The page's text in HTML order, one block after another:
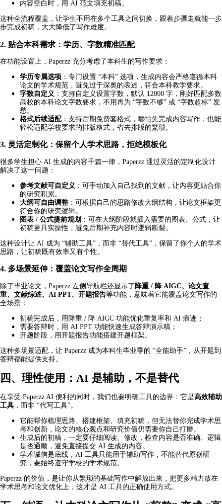
内容空白时，用 AI 范文填充初稿。
这种全流程覆盖，让学生不用在多个工具之间切换，跟着步骤走就能一步
步完成初稿，大大降低了写作难度。
2. 贴合本科需求：学历、字数精准匹配
在功能设置上，Paperzz 充分考虑了本科生的写作要求：
学历专属选项 ：专门设置 “本科” 选项，生成内容会严格遵循本科
论文的学术规范，避免过于深奥的表述，符合本科教学要求。
字数自定义 ：支持自定义设置字数，默认 12000 字，刚好匹配多数
高校的本科论文字数要求，不用再为 “字数不够” 或 “字数超标” 发
愁。
格式后续适配：支持后期免费套格式，哪怕先完成内容写作，也能
轻松适配学校要求的排版格式，省去排版的繁琐。
3. 灵活定制化：保留个人学术思路，拒绝模板化
很多学生担心 AI 生成的内容千篇一律，Paperzz 通过灵活的定制化设计
解决了这一问题：
参考文献可自定义 ：可手动加入自己找到的文献，让内容更贴合你
的研究积累。
大纲可自由调整 ：可根据自己的思路修改大纲结构，让论文框架更
符合你的研究逻辑。
图表 / 公式提前规划 ：可在大纲阶段就插入需要的图表、公式，让
初稿更具实操性，避免后期补充内容时逻辑断裂。
这种设计让 AI 成为 “辅助工具”，而非 “替代工具”，保留了你个人的学术
思路，让初稿既有效率又有个性。
4. 多场景延伸：覆盖论文写作全周期
除了毕业论文，Paperzz 左侧导航栏还显示了 降重 / 降 AIGC、论文查
重、文献综述、AI PPT、开题报告等功能，意味着它能覆盖论文写作的
全场景：
初稿完成后，用降重 / 降 AIGC 功能优化重复率和 AI 痕迹；
需要答辩时，用 AI PPT 功能快速生成答辩演示稿；
开题阶段，用开题报告功能搭建开题框架。
这种多场景适配，让 Paperzz 成为本科生毕业季的 “全能助手”，从开题到
答辩都能提供支持。
四、理性使用：AI 是辅助，不是替代
在享受 Paperzz AI 便利的同时，我们也要明确工具的边界：它是高效辅助
工具 ，而非 “代写工具”。
它能帮你梳理思路、搭建框架、填充初稿，但无法替你完成学术思
考和创新，论文的核心观点和研究价值仍需要你自己打磨。
生成后的初稿，一定要仔细阅读、修改，检查内容是否准确、逻辑
是否通顺，避免直接提交 AI 生成的内容。
学术诚信是底线，AI 工具只能用于辅助写作，不能替代原创研
究，要始终遵守学校的学术规范。
Paperzz 的价值，是让你从繁琐的基础写作中解放出来，把更多精力放在
学术思考和论文优化上，这才是 AI 工具的正确使用方式。